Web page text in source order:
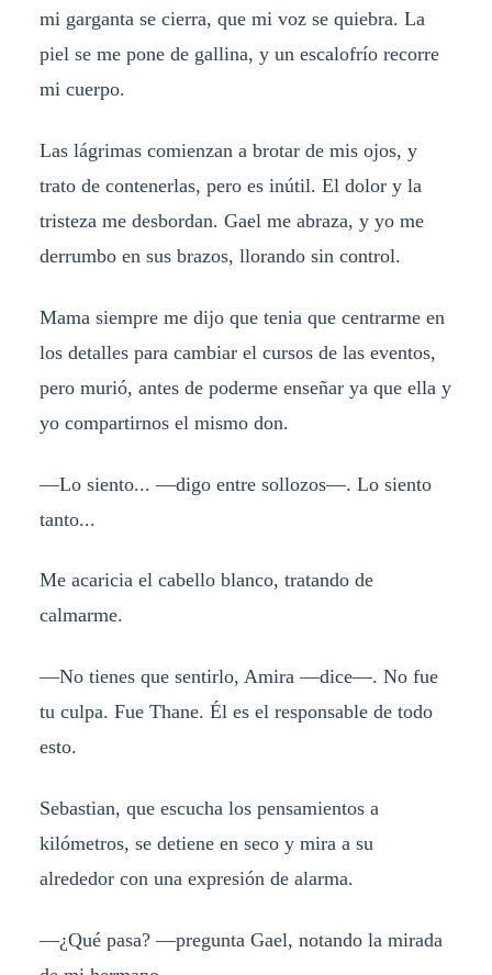
mi garganta se cierra, que mi voz se quiebra. La
piel se me pone de gallina, y un escalofrío recorre
mi cuerpo.
Las lágrimas comienzan a brotar de mis ojos, y
trato de contenerlas, pero es inútil. El dolor y la
tristeza me desbordan. Gael me abraza, y yo me
derrumbo en sus brazos, llorando sin control.
Mama siempre me dijo que tenia que centrarme en
los detalles para cambiar el cursos de las eventos,
pero murió, antes de poderme enseñar ya que ella y
yo compartirnos el mismo don.
—Lo siento... —digo entre sollozos—. Lo siento
tanto...
Me acaricia el cabello blanco, tratando de
calmarme.
—No tienes que sentirlo, Amira —dice—. No fue
tu culpa. Fue Thane. Él es el responsable de todo
esto.
Sebastian, que escucha los pensamientos a
kilómetros, se detiene en seco y mira a su
alrededor con una expresión de alarma.
—¿Qué pasa? —pregunta Gael, notando la mirada